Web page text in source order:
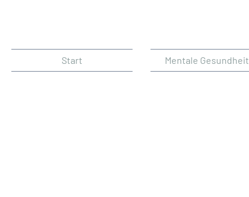
Start Mentale Gesundheit